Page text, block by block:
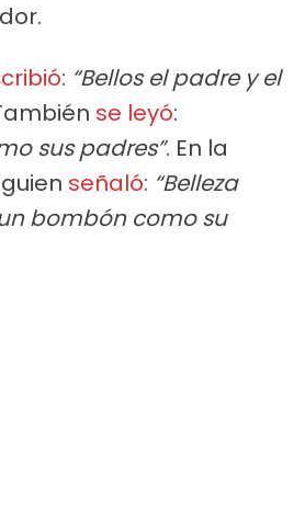
: “Bellos el padre y el
se leyó:
sus padres”. En la
señaló: “Belleza
bombón como su